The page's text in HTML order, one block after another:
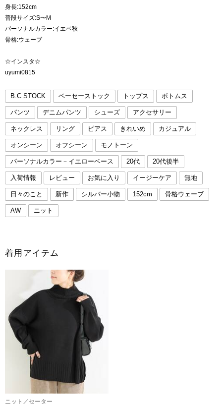
身長:152cm
普段サイズ:S〜M
パーソナルカラー:イエベ秋
骨格:ウェーブ
☆インスタ☆
uyumi0815
B.C STOCK ベーセーストック トップス ボトムス
パンツ デニムパンツ シューズ アクセサリー
ネックレス リング ピアス きれいめ カジュアル
オンシーン オフシーン モノトーン
パーソナルカラー－イエローベース 20代 20代後半
入荷情報 レビュー お気に入り イージーケア 無地
日々のこと 新作 シルバー小物 152cm 骨格ウェーブ
AW ニット
着用アイテム
ニット／セーター